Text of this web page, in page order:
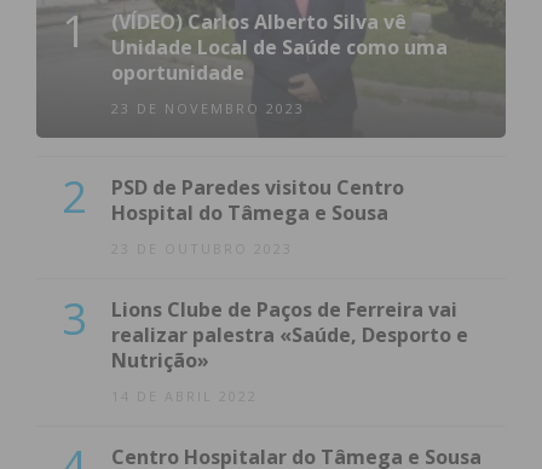
1
(VÍDEO) Carlos Alberto Silva vê
Unidade Local de Saúde como uma
oportunidade
23 DE NOVEMBRO 2023
2
PSD de Paredes visitou Centro
Hospital do Tâmega e Sousa
23 DE OUTUBRO 2023
3
Lions Clube de Paços de Ferreira vai
realizar palestra «Saúde, Desporto e
Nutrição»
14 DE ABRIL 2022
Centro Hospitalar do Tâmega e Sousa